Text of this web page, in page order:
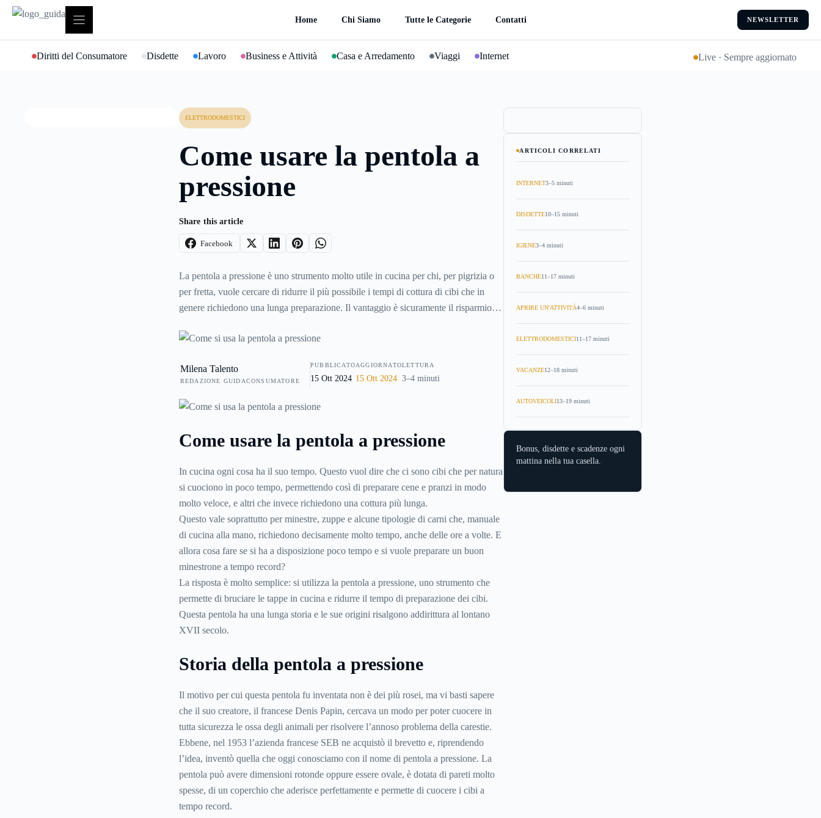
contenuto
Home Chi Siamo Tutte le Categorie Contatti NEWSLETTER
Diritti del Consumatore Disdette Lavoro Business e Attività Casa e Arredamento Viaggi Internet Live · Sempre aggiornato
ELETTRODOMESTICI
Come usare la pentola a
pressione
Share this article
Facebook
La pentola a pressione è uno strumento molto utile in cucina per chi, per pigrizia o
per fretta, vuole cercare di ridurre il più possibile i tempi di cottura di cibi che in
genere richiedono una lunga preparazione. Il vantaggio è sicuramente il risparmio di
sono le caratteristiche della pentola a pressione e come fare a utilizzarla in cucina.
Milena Talento
REDAZIONE GUIDACONSUMATORE
PUBBLICATO
15 Ott 2024
AGGIORNATO
15 Ott 2024
LETTURA
3–4 minuti
Come usare la pentola a pressione
In cucina ogni cosa ha il suo tempo. Questo vuol dire che ci sono cibi che per natura
si cuociono in poco tempo, permettendo così di preparare cene e pranzi in modo
molto veloce, e altri che invece richiedono una cottura più lunga.
Questo vale soprattutto per minestre, zuppe e alcune tipologie di carni che, manuale
di cucina alla mano, richiedono decisamente molto tempo, anche delle ore a volte. E
allora cosa fare se si ha a disposizione poco tempo e si vuole preparare un buon
minestrone a tempo record?
La risposta è molto semplice: si utilizza la pentola a pressione, uno strumento che
permette di bruciare le tappe in cucina e ridurre il tempo di preparazione dei cibi.
Questa pentola ha una lunga storia e le sue origini risalgono addirittura al lontano
XVII secolo.
Storia della pentola a pressione
Il motivo per cui questa pentola fu inventata non è dei più rosei, ma vi basti sapere
che il suo creatore, il francese Denis Papin, cercava un modo per poter cuocere in
tutta sicurezza le ossa degli animali per risolvere l’annoso problema della carestie.
Ebbene, nel 1953 l’azienda francese SEB ne acquistò il brevetto e, riprendendo
l’idea, inventò quella che oggi conosciamo con il nome di pentola a pressione. La
pentola può avere dimensioni rotonde oppure essere ovale, è dotata di pareti molto
spesse, di un coperchio che aderisce perfettamente e permette di cuocere i cibi a
tempo record.
ARTICOLI CORRELATI
INTERNET3–5 minuti
DISDETTE10–15 minuti
IGIENE3–4 minuti
BANCHE11–17 minuti
APRIRE UN'ATTIVITÀ4–6 minuti
ELETTRODOMESTICI11–17 minuti
VACANZE12–18 minuti
AUTOVEICOLI13–19 minuti
Bonus, disdette e scadenze ogni
mattina nella tua casella.